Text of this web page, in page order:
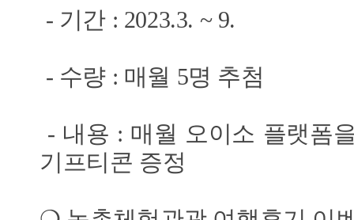
- 기간 : 2023.3. ~ 9.
- 수량 : 매월 5명 추첨
- 내용 : 매월 오이소 플랫폼
기프티콘 증정